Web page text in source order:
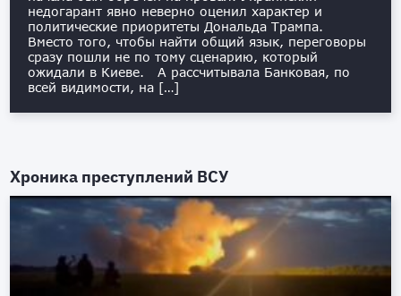
недогарант явно неверно оценил характер и
политические приоритеты Дональда Трампа.
Вместо того, чтобы найти общий язык, переговоры
сразу пошли не по тому сценарию, который
ожидали в Киеве. А рассчитывала Банковая, по
всей видимости, на […]
Хроника преступлений ВСУ